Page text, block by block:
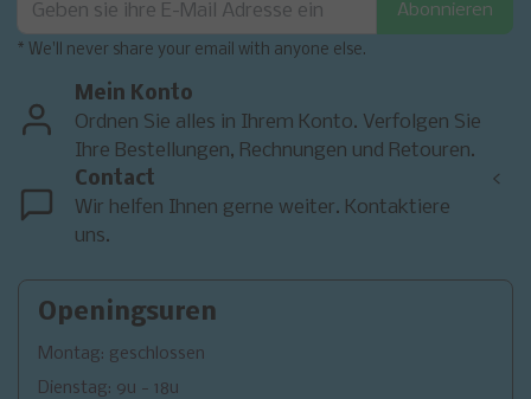
Abonnieren
* We'll never share your email with anyone else.
Mein Konto
Ordnen Sie alles in Ihrem Konto. Verfolgen Sie
Ihre Bestellungen, Rechnungen und Retouren.
Contact
Wir helfen Ihnen gerne weiter. Kontaktiere
uns.
<
Openingsuren
Montag: geschlossen
Dienstag: 9u - 18u